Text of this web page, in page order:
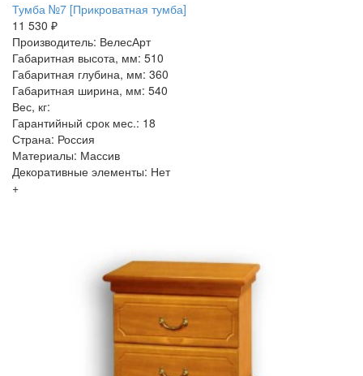
Тумба №7 [Прикроватная тумба]
11 530 ₽
Производитель: ВелесАрт
Габаритная высота, мм: 510
Габаритная глубина, мм: 360
Габаритная ширина, мм: 540
Вес, кг:
Гарантийный срок мес.: 18
Страна: Россия
Материалы: Массив
Декоративные элементы: Нет
+